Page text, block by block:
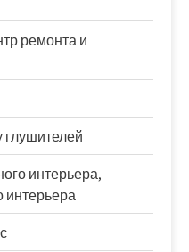
ремонта и
глушителей
интерьера,
интерьера